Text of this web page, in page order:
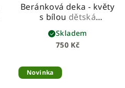
Beránková deka - květy
s bílou dětská
beránková deka z
prémiové bavlny a
hebkého beránka
750 Kč
Skladem
Novinka